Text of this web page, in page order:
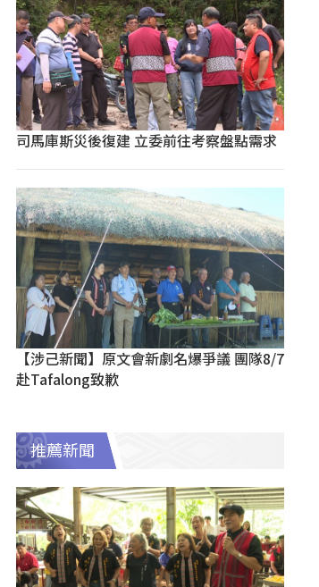
司馬庫斯災後復建 立委前往考察盤點需求
【涉己新聞】原文會新劇名爆爭議 團隊8/7
赴Tafalong致歉
推薦新聞